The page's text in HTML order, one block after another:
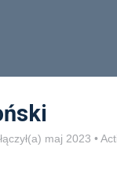
maj 2023 •